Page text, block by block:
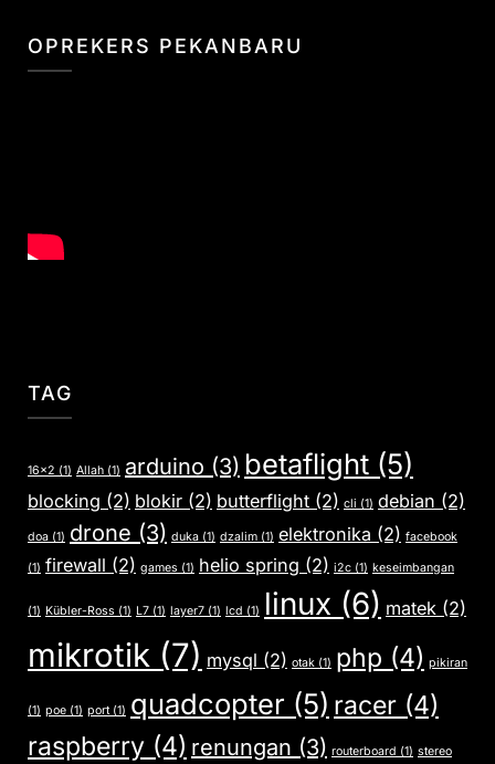
OPREKERS PEKANBARU
TAG
16x2 (1) Allah (1) arduino (3) betaflight (5)
blocking (2) blokir (2) butterflight (2) cli (1) debian (2)
doa (1) drone (3) duka (1) dzalim (1) elektronika (2) facebook
(1) firewall (2) games (1) helio spring (2) i2c (1) keseimbangan
(1) Kübler-Ross (1) L7 (1) layer7 (1) lcd (1) linux (6) matek (2)
mikrotik (7) mysql (2) otak (1) php (4) pikiran
(1) poe (1) port(1) quadcopter (5) racer (4)
raspberry (4) renungan (3) routerboard (1) stereo